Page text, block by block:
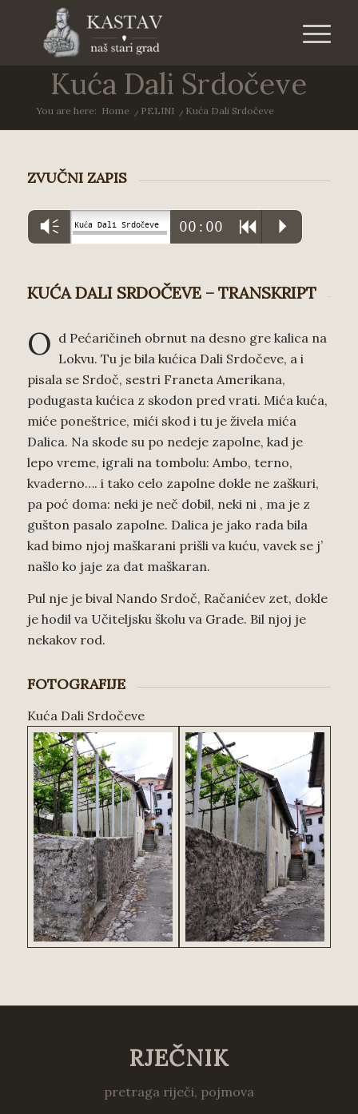
Kuća Dali Srdočeve
You are here: Home / PELINI / Kuća Dali Srdočeve
ZVUČNI ZAPIS
Vm Kuća Dali Srdočeve 00:00 R P
KUĆA DALI SRDOČEVE – TRANSKRIPT
O d Pećaričineh obrnut na desno gre kalica na
Lokvu. Tu je bila kućica Dali Srdočeve, a i
pisala se Srdoč, sestri Franeta Amerikana,
podugasta kućica z skodon pred vrati. Mića kuća,
miće poneštrice, mići skod i tu je živela mića
Dalica. Na skode su po nedeje zapolne, kad je
lepo vreme, igrali na tombolu: Ambo, terno,
kvaderno…. i tako celo zapolne dokle ne zaškuri,
pa poć doma: neki je neč dobil, neki ni , ma je z
gušton pasalo zapolne. Dalica je jako rada bila
kad bimo njoj maškarani prišli va kuću, vavek se j’
našlo ko jaje za dat maškaran.
Pul nje je bival Nando Srdoč, Račanićev zet, dokle
je hodil va Učiteljsku školu va Grade. Bil njoj je
nekakov rod.
FOTOGRAFIJE
Kuća Dali Srdočeve
RJEČNIK
pretraga riječi, pojmova